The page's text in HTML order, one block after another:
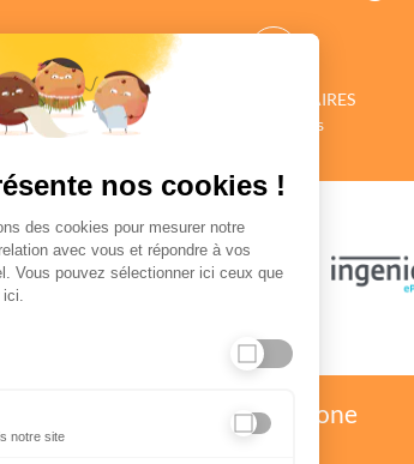
des COMMENTAIRES
Authentiques
Paiement sécurisé
Service client par téléphone
nos cookies !
des cookies pour mesurer notre
avec vous et répondre à vos
Vous pouvez sélectionner ici ceux que
notre site